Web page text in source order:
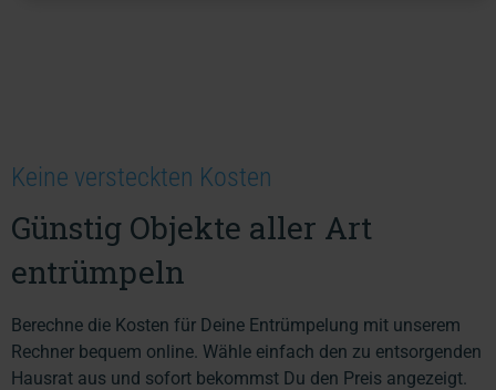
Keine versteckten Kosten
Günstig Objekte aller Art
entrümpeln
Berechne die Kosten für Deine Entrümpelung mit unserem
Rechner bequem online. Wähle einfach den zu entsorgenden
Hausrat aus und sofort bekommst Du den Preis angezeigt.